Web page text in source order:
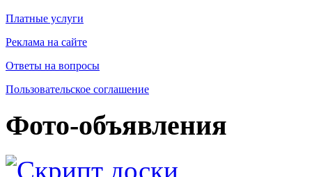
Платные услуги
Реклама на сайте
Ответы на вопросы
Пользовательское соглашение
Фото-объявления